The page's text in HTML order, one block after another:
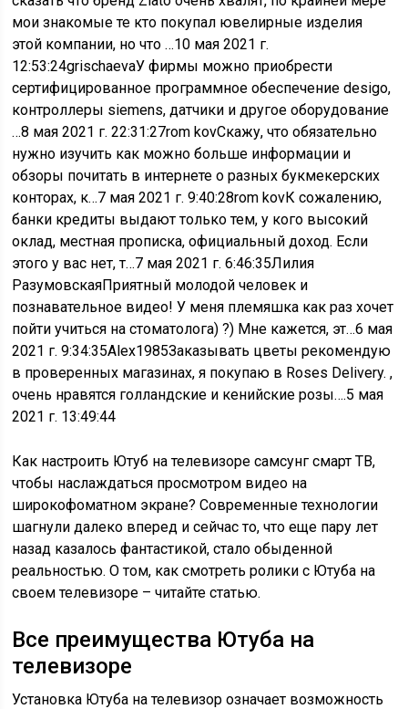
мои знакомые те кто покупал ювелирные изделия
этой компании, но что …10 мая 2021 г.
12:53:24grischaevaУ фирмы можно приобрести
сертифицированное программное обеспечение desigo,
контроллеры siemens, датчики и другое оборудование
…8 мая 2021 г. 22:31:27rom kovСкажу, что обязательно
нужно изучить как можно больше информации и
обзоры почитать в интернете о разных букмекерских
конторах, к…7 мая 2021 г. 9:40:28rom kovК сожалению,
банки кредиты выдают только тем, у кого высокий
оклад, местная прописка, официальный доход. Если
этого у вас нет, т…7 мая 2021 г. 6:46:35Лилия
РазумовскаяПриятный молодой человек и
познавательное видео! У меня племяшка как раз хочет
пойти учиться на стоматолога) ?) Мне кажется, эт…6 мая
2021 г. 9:34:35Alex1985Заказывать цветы рекомендую
в проверенных магазинах, я покупаю в Roses Delivery. ,
очень нравятся голландские и кенийские розы….5 мая
2021 г. 13:49:44
Как настроить Ютуб на телевизоре самсунг смарт ТВ,
чтобы наслаждаться просмотром видео на
широкофоматном экране? Современные технологии
шагнули далеко вперед и сейчас то, что еще пару лет
назад казалось фантастикой, стало обыденной
реальностью. О том, как смотреть ролики с Ютуба на
своем телевизоре – читайте статью.
Все преимущества Ютуба на
телевизоре
Установка Ютуба на телевизор означает возможность